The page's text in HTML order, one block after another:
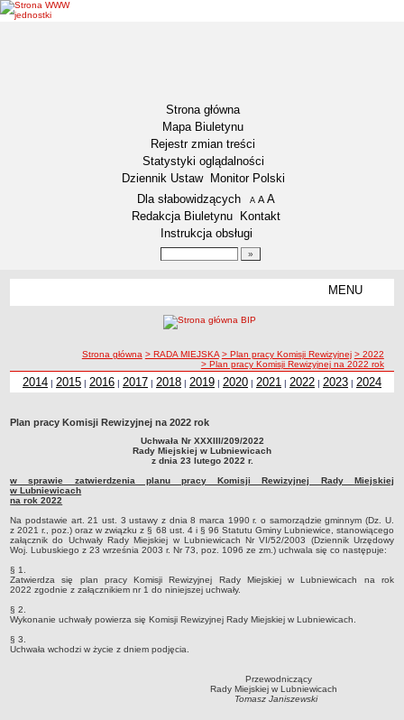
Strona główna
Mapa Biuletynu
Rejestr zmian treści
Statystyki oglądalności
Dziennik Ustaw
Monitor Polski
Menu dodatkowe
Dla słabowidzących A pomniejsz czcionkę
A standardowy rozmiar czcionki
A
Redakcja Biuletynu
Kontakt
Instrukcja obsługi
MENU
Lokalizacja
Zadania publiczne
Sołectwa
Współpraca zagraniczna
AKTUALNOŚCI I OBWIESZCZENIA
Aktualności
Obwieszczenia, ogłoszenia i komunikaty
KOMUNIKATY
Energia elektryczna
Meteorologiczne
Rozkłady jazdy autobusów
ścieżka nawigacji
Strona główna > RADA MIEJSKA > Plan pracy Komisji Rewizyjnej > 2022
> Plan pracy Komisji Rewizyjnej na 2022 rok
2014 | 2015 | 2016 | 2017 | 2018 | 2019 | 2020 | 2021 | 2022 | 2023 | 2024
Plan pracy Komisji Rewizyjnej na 2022 rok
Uchwała Nr XXXIII/209/2022
Rady Miejskiej w Lubniewicach
z dnia 23 lutego 2022 r.
w sprawie zatwierdzenia planu pracy Komisji Rewizyjnej Rady Miejskiej
w Lubniewicach
na rok 2022
Na podstawie art. 21 ust. 3 ustawy z dnia 8 marca 1990 r. o samorządzie gminnym (Dz. U.
z 2021 r., poz.) oraz w związku z § 68 ust. 4 i § 96 Statutu Gminy Lubniewice, stanowiącego
załącznik do Uchwały Rady Miejskiej w Lubniewicach Nr VI/52/2003 (Dziennik Urzędowy
Woj. Lubuskiego z 23 września 2003 r. Nr 73, poz. 1096 ze zm.) uchwala się co następuje:
§ 1.
Zatwierdza się plan pracy Komisji Rewizyjnej Rady Miejskiej w Lubniewicach na rok
2022 zgodnie z załącznikiem nr 1 do niniejszej uchwały.
§ 2.
Wykonanie uchwały powierza się Komisji Rewizyjnej Rady Miejskiej w Lubniewicach.
§ 3.
Uchwała wchodzi w życie z dniem podjęcia.
Przewodniczący
Rady Miejskiej w Lubniewicach
Tomasz Janiszewski